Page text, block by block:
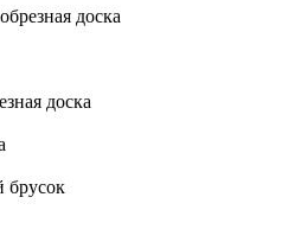
доска
доска
брусок